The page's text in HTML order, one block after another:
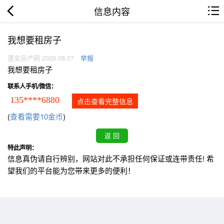
信息内容
我想要租房子
蓬安房产网 2026.08.07 举报
我想要租房子
联系人手机/微信：
135****6880 点击查看完整信息
(查看需要10金币)
特此声明：
信息真伪请自行辨别，网站对此不承担任何保证或连带责任! 希
望我们的平台能为您带来更多的便利！